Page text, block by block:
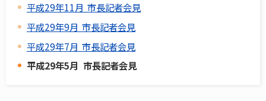
平成29年11月 市長記者会見
平成29年9月 市長記者会見
平成29年7月 市長記者会見
平成29年5月 市長記者会見